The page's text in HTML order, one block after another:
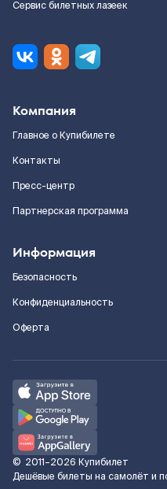
Сервис билетных лазеек
Компания
Главное о Купибилете
Контакты
Пресс-центр
Партнерская программа
Информация
Безопасность
Конфиденциальность
Оферта
© 2011–2026 Купибилет
Дешёвые билеты на самолёт и